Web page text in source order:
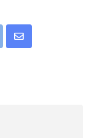
Share